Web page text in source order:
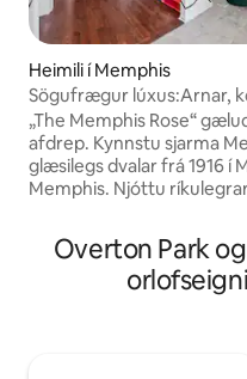
Heimili í Memphis
Sögufrægur lúxus:Arnar,
10 svefnpláss
„The Memphis Rose“
afdrep. Kynnstu sjarma
glæsilegs dvalar frá 1916 í
Memphis. Njóttu
tímalausum innréttingum,
nýtur nútímalegs lúxus
eldhúss og mjúks
riskvikmyndaherbergis.
Overton Park